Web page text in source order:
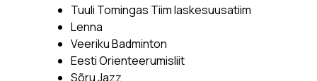
Tuuli Tomingas Tiim laskesuusatiim
Lenna
Veeriku Badminton
Eesti Orienteerumisliit
Sõru Jazz